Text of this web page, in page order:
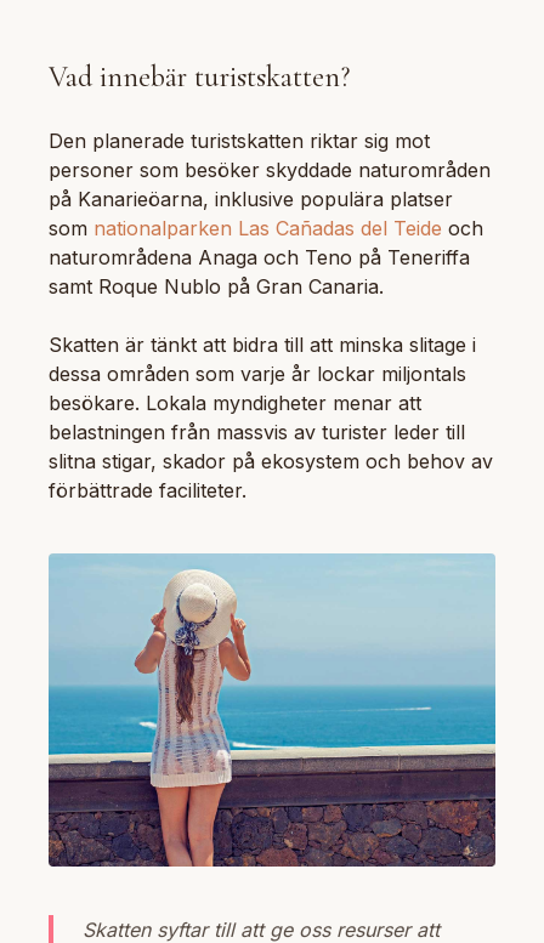
Vad innebär turistskatten?
Den planerade turistskatten riktar sig mot
personer som besöker skyddade naturområden
på Kanarieöarna, inklusive populära platser
som nationalparken Las Cañadas del Teide och
naturområdena Anaga och Teno på Teneriffa
samt Roque Nublo på Gran Canaria.
Skatten är tänkt att bidra till att minska slitage i
dessa områden som varje år lockar miljontals
besökare. Lokala myndigheter menar att
belastningen från massvis av turister leder till
slitna stigar, skador på ekosystem och behov av
förbättrade faciliteter.
Skatten syftar till att ge oss resurser att